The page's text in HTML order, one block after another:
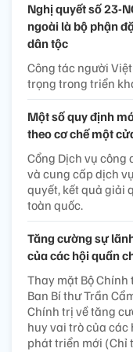
Nghị quyết số 23-
ngoài là bộ phận
dân tộc
Công tác người
trọng trong triển
Một số quy định
theo cơ chế một
Cổng Dịch vụ công
và cung cấp dịch
quyết, kết quả giải
toàn quốc.
Tăng cường sự
của các hội quần
Thay mặt Bộ
Ban Bí thư Trần
Chính trị về tăng
huy vai trò của
phát triển mới (Chỉ